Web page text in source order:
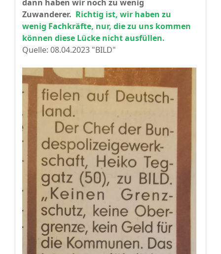
dann haben wir noch zu wenig
Zuwanderer. Richtig ist, wir haben zu
wenig Fachkräfte, nur, die zu uns kommen
können diese Lücke nicht ausfüllen.
Quelle: 08.04.2023 "BILD"